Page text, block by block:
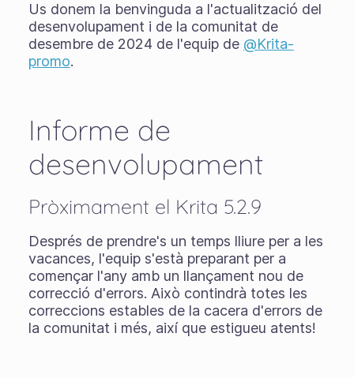
Us donem la benvinguda a l'actualització del
desenvolupament i de la comunitat de
desembre de 2024 de l'equip de @Krita-
promo.
Informe de
desenvolupament
Pròximament el Krita 5.2.9
Després de prendre's un temps lliure per a les
vacances, l'equip s'està preparant per a
començar l'any amb un llançament nou de
correcció d'errors. Això contindrà totes les
correccions estables de la cacera d'errors de
la comunitat i més, així que estigueu atents!